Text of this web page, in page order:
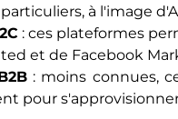
à l'image
: ces plateformes
et de Facebook
: moins connues,
pour